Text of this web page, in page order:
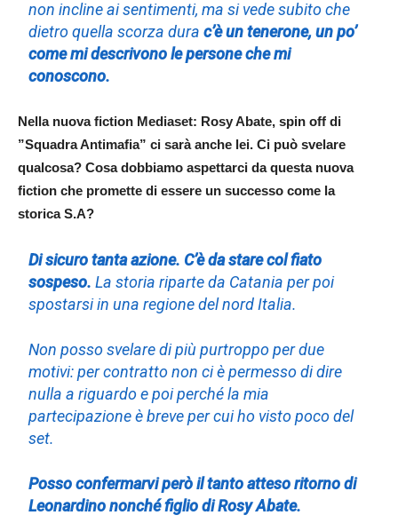
non incline ai sentimenti, ma si vede subito che
dietro quella scorza durac’è un tenerone, un po’
come mi descrivono le persone che mi
conoscono.
Nella nuova fiction Mediaset: Rosy Abate, spin off di
”Squadra Antimafia” ci sarà anche lei. Ci può svelare
qualcosa? Cosa dobbiamo aspettarci da questa nuova
fiction che promette di essere un successo come la
storica S.A?
Di sicuro tanta azione. C’è da stare col fiato
sospeso. La storia riparte da Catania per poi
spostarsi in una regione del nord Italia.
Non posso svelare di più purtroppo per due
motivi: per contratto non ci è permesso di dire
nulla a riguardo e poi perché la mia
partecipazione è breve per cui ho visto poco del
set.
Posso confermarvi però il tanto atteso ritorno di
Leonardino nonché figlio di Rosy Abate.